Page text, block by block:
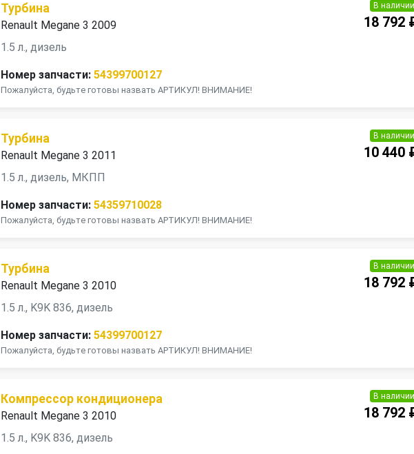
Турбина
Renault Megane 3 2009
1.5 л., дизель
Номер запчасти: 54399700127
Пожалуйста, будьте готовы назвать АРТИКУЛ! ВНИМАНИЕ!
В наличии
18 792
Турбина
Renault Megane 3 2011
1.5 л., дизель, МКПП
Номер запчасти: 54359710028
Пожалуйста, будьте готовы назвать АРТИКУЛ! ВНИМАНИЕ!
В наличии
10 440
Турбина
Renault Megane 3 2010
1.5 л., K9K 836, дизель
Номер запчасти: 54399700127
Пожалуйста, будьте готовы назвать АРТИКУЛ! ВНИМАНИЕ!
В наличии
18 792
Компрессор кондиционера
Renault Megane 3 2010
1.5 л., K9K 836, дизель
В наличии
18 792